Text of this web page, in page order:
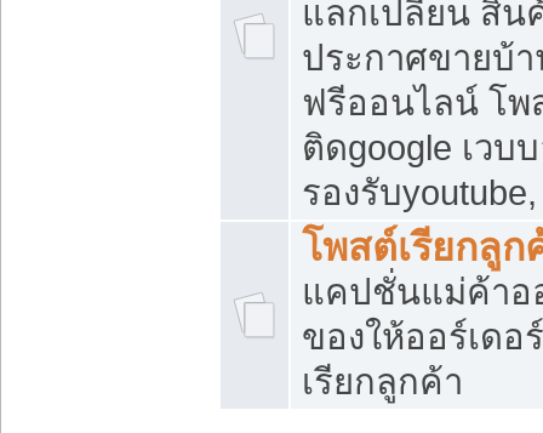
แลกเปลี่ยน สิน
ประกาศขายบ้
ฟรีออนไลน์ โพ
ติดgoogle เวบ
รองรับ
โพสต์เรียกลูก
แคปชั่นแม่ค้าอ
ของให้ออร์เดอ
เรียกลูกค้า